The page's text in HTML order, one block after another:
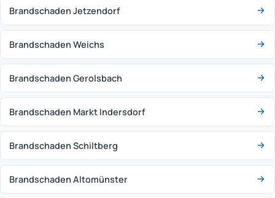
Brandschaden Jetzendorf
Brandschaden Weichs
Brandschaden Gerolsbach
Brandschaden Markt Indersdorf
Brandschaden Schiltberg
Brandschaden Altomünster